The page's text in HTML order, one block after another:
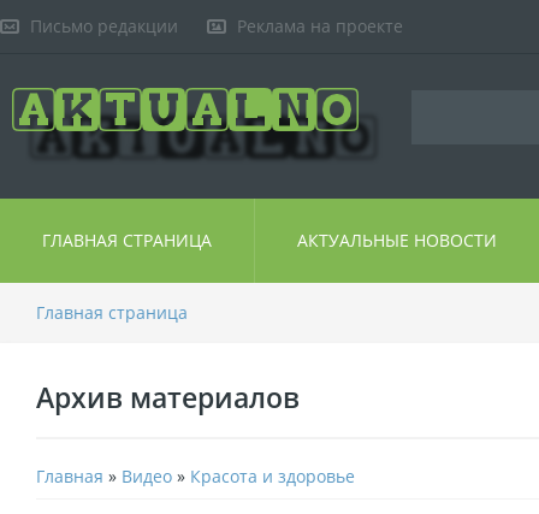
Письмо редакции Реклама на проекте
ГЛАВНАЯ СТРАНИЦА АКТУАЛЬНЫЕ НОВОСТИ
Главная страница
Архив материалов
Главная » Видео » Красота и здоровье